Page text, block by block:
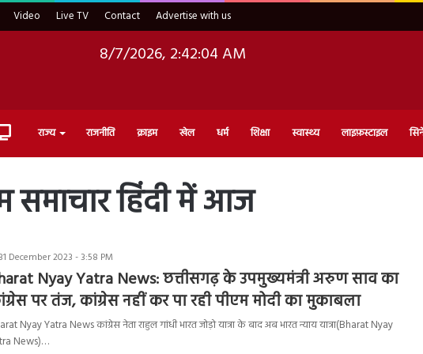
Video Live TV Contact Advertise with us
8/7/2026, 2:42:05 AM
Live राज्य राजनीति क्राइम खेल धर्म शिक्षा स्वास्थ्य लाइफ़स्टाइल
समाचार हिंदी में आज
December 2023 - 3:58 PM
Nyay Yatra News: छत्तीसगढ़ के उपमुख्यमंत्री अरुण साव का
पर तंज, कांग्रेस नहीं कर पा रही पीएम मोदी का मुकाबला
Nyay Yatra News कांग्रेस नेता राहुल गांधी भारत जोड़ो यात्रा के बाद अब भारत न्याय यात्रा(Bharat Nyay
News)…